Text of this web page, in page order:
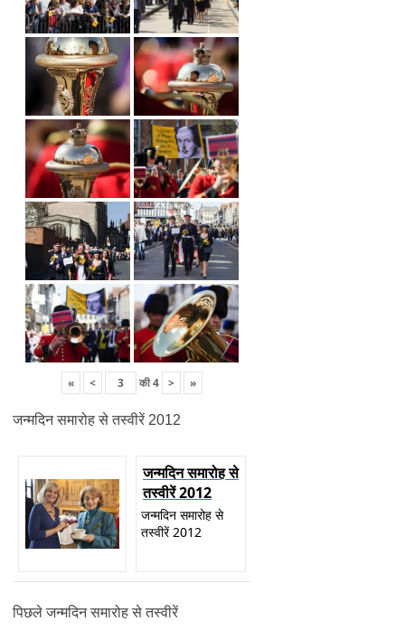
« < की4 > »
जन्मदिन समारोह से तस्वीरें 2012
जन्मदिन समारोह से
तस्वीरें 2012
जन्मदिन समारोह से
तस्वीरें 2012
पिछले जन्मदिन समारोह से तस्वीरें